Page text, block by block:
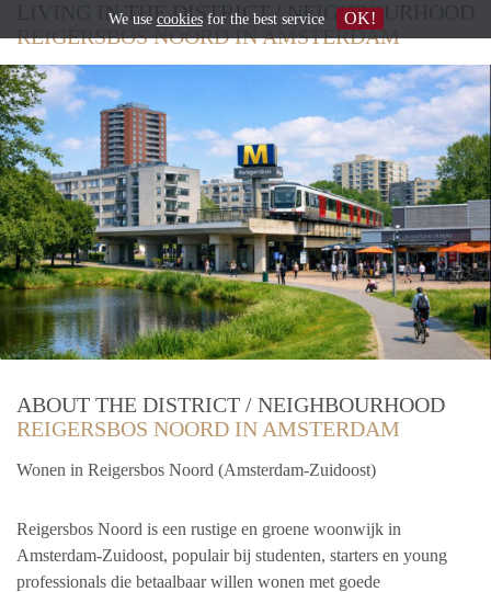
LIVING IN THE DISTRICT / NEIGHBOURHOOD
REIGERSBOS NOORD IN AMSTERDAM
ABOUT THE DISTRICT / NEIGHBOURHOOD
REIGERSBOS NOORD IN AMSTERDAM
Wonen in Reigersbos Noord (Amsterdam-Zuidoost)
Reigersbos Noord is een rustige en groene woonwijk in
Amsterdam-Zuidoost, populair bij studenten, starters en young
professionals die betaalbaar willen wonen met goede
We use cookiesfor the best service OK!